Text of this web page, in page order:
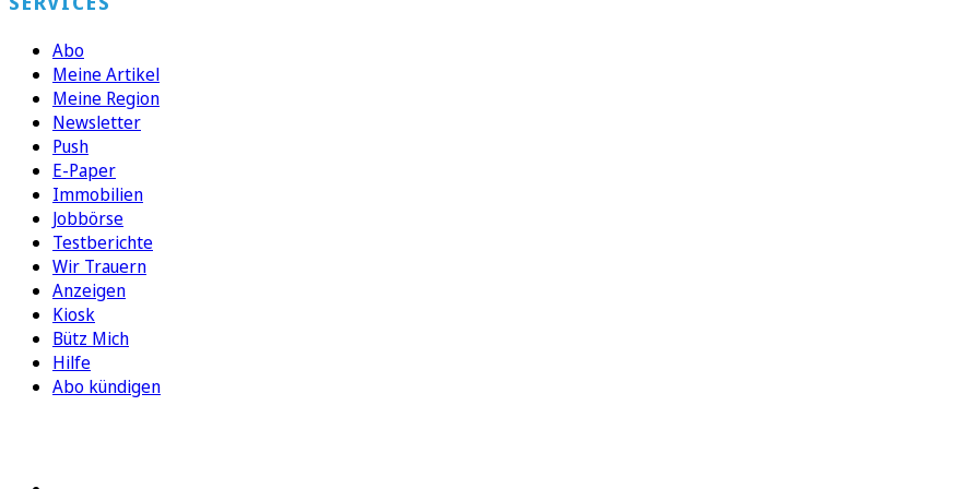
Abo
Meine Artikel
Meine Region
Newsletter
Push
E-Paper
Immobilien
Jobbörse
Testberichte
Wir Trauern
Anzeigen
Kiosk
Bütz Mich
Hilfe
Abo kündigen